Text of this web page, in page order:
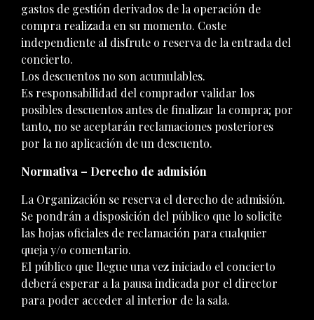
gastos de gestión derivados de la operación de
compra realizada en su momento. Coste
independiente al disfrute o reserva de la entrada del
concierto.
Los descuentos no son acumulables.
Es responsabilidad del comprador validar los
posibles descuentos antes de finalizar la compra; por
tanto, no se aceptarán reclamaciones posteriores
por la no aplicación de un descuento.
Normativa – Derecho de admisión
La Organización se reserva el derecho de admisión.
Se pondrán a disposición del público que lo solicite
las hojas oficiales de reclamación para cualquier
queja y/o comentario.
El público que llegue una vez iniciado el concierto
deberá esperar a la pausa indicada por el director
para poder acceder al interior de la sala.